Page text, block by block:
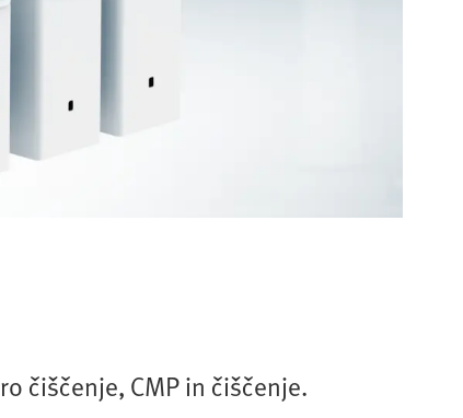
čiščenje, CMP in čiščenje.